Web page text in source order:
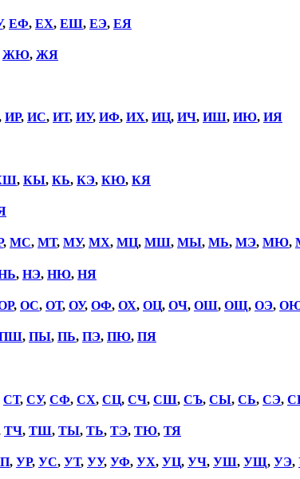
, ЕФ, ЕХ, ЕШ, ЕЭ, ЕЯ
ЖЮ, ЖЯ
ИР, ИС, ИТ, ИУ, ИФ, ИХ, ИЦ, ИЧ, ИШ, ИЮ, ИЯ
, КЫ, КЬ, КЭ, КЮ, КЯ
, МС, МТ, МУ, МХ, МЦ, МШ, МЫ, МЬ, МЭ, МЮ,
, НЭ, НЮ, НЯ
, ОС, ОТ, ОУ, ОФ, ОХ, ОЦ, ОЧ, ОШ, ОЩ, ОЭ,
, ПЫ, ПЬ, ПЭ, ПЮ, ПЯ
СТ, СУ, СФ, СХ, СЦ, СЧ, СШ, СЪ, СЫ, СЬ, СЭ,
ТЧ, ТШ, ТЫ, ТЬ, ТЭ, ТЮ, ТЯ
, УР, УС, УТ, УУ, УФ, УХ, УЦ, УЧ, УШ, УЩ, УЭ,